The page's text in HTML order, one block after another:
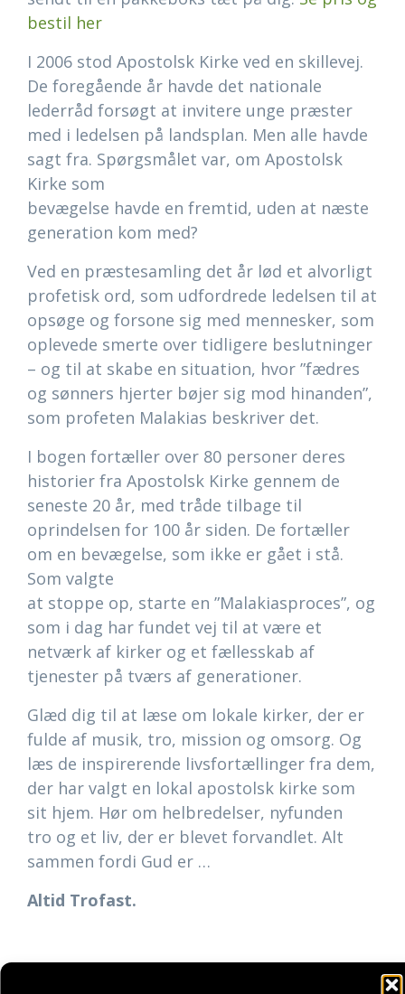
bestil her
I 2006 stod Apostolsk Kirke ved en skillevej.
De foregående år havde det nationale
lederråd forsøgt at invitere unge præster
med i ledelsen på landsplan. Men alle havde
sagt fra. Spørgsmålet var, om Apostolsk
Kirke som
bevægelse havde en fremtid, uden at næste
generation kom med?
Ved en præstesamling det år lød et alvorligt
profetisk ord, som udfordrede ledelsen til at
opsøge og forsone sig med mennesker, som
oplevede smerte over tidligere beslutninger
– og til at skabe en situation, hvor ”fædres
og sønners hjerter bøjer sig mod hinanden”,
som profeten Malakias beskriver det.
I bogen fortæller over 80 personer deres
historier fra Apostolsk Kirke gennem de
seneste 20 år, med tråde tilbage til
oprindelsen for 100 år siden. De fortæller
om en bevægelse, som ikke er gået i stå.
Som valgte
at stoppe op, starte en ”Malakiasproces”, og
som i dag har fundet vej til at være et
netværk af kirker og et fællesskab af
tjenester på tværs af generationer.
Glæd dig til at læse om lokale kirker, der er
fulde af musik, tro, mission og omsorg. Og
læs de inspirerende livsfortællinger fra dem,
der har valgt en lokal apostolsk kirke som
sit hjem. Hør om helbredelser, nyfunden
tro og et liv, der er blevet forvandlet. Alt
sammen fordi Gud er …
Altid Trofast.